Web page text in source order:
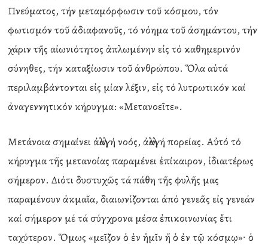
Πνεύματος, τήν μεταμόρφωσιν τοῦ κόσμου, τόν
φωτισμόν τοῦ ἀδιαφανοῦς, τό νόημα τοῦ ἀσημάντου, τήν
χάριν τῆς αἰωνιότητος ἁπλωμένην εἰς τό καθημερινόν
σύνηθες, τήν καταξίωσιν τοῦ ἀνθρώπου. Ὅλα αὐτά
περιλαμβάντονται εἰς μίαν λέξιν, εἰς τό λυτρωτικόν καί
ἀναγεννητικόν κήρυγμα: «Μετανοεῖτε».
Μετάνοια σημαίνει ἀλλαγή νοός, ἀλλαγή πορείας. Αὐτό τό
κήρυγμα τῆς μετανοίας παραμένει ἐπίκαιρον, ἰδιαιτέρως
σήμερον. Διότι δυστυχῶς τά πάθη τῆς φυλῆς μας
παραμένουν ἀκμαῖα, διαιωνίζονται ἀπό γενεᾶς εἰς γενεάν
καί σήμερον μέ τά σύγχρονα μέσα ἐπικοινωνίας ἔτι
ταχύτερον. Ὅμως «μεῖζον ὁ ἐν ἡμῖν ἤ ὁ ἐν τῷ κόσμῳ»∙ ὁ